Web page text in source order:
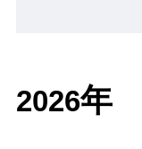
2026年